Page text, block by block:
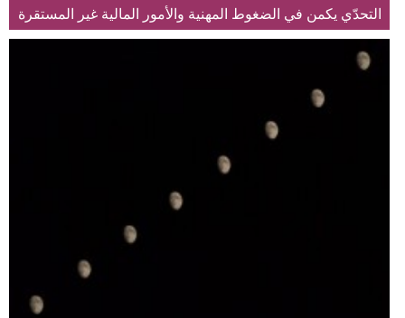
التحدّي يكمن في الضغوط المهنية والأمور المالية غير المستقرة